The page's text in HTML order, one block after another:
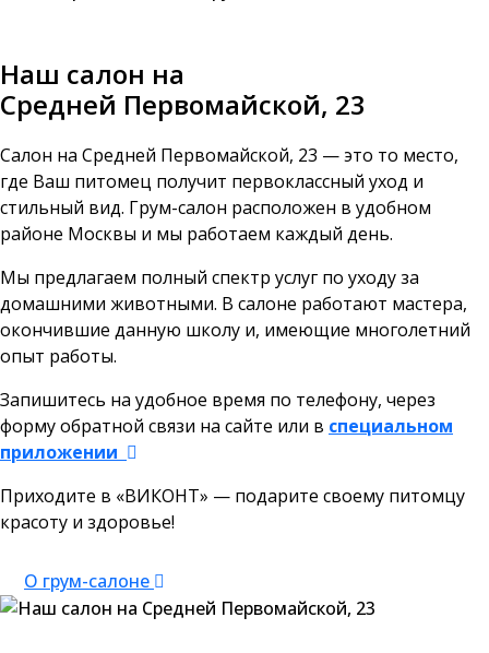
Наш салон на
Средней Первомайской, 23
Салон на Средней Первомайской, 23 — это то место,
где Ваш питомец получит первоклассный уход и
стильный вид. Грум-салон расположен в удобном
районе Москвы и мы работаем каждый день.
Мы предлагаем полный спектр услуг по уходу за
домашними животными. В салоне работают мастера,
окончившие данную школу и, имеющие многолетний
опыт работы.
Запишитесь на удобное время по телефону, через
форму обратной связи на сайте или в специальном
приложении
Приходите в «ВИКОНТ» — подарите своему питомцу
красоту и здоровье!
О грум-салоне